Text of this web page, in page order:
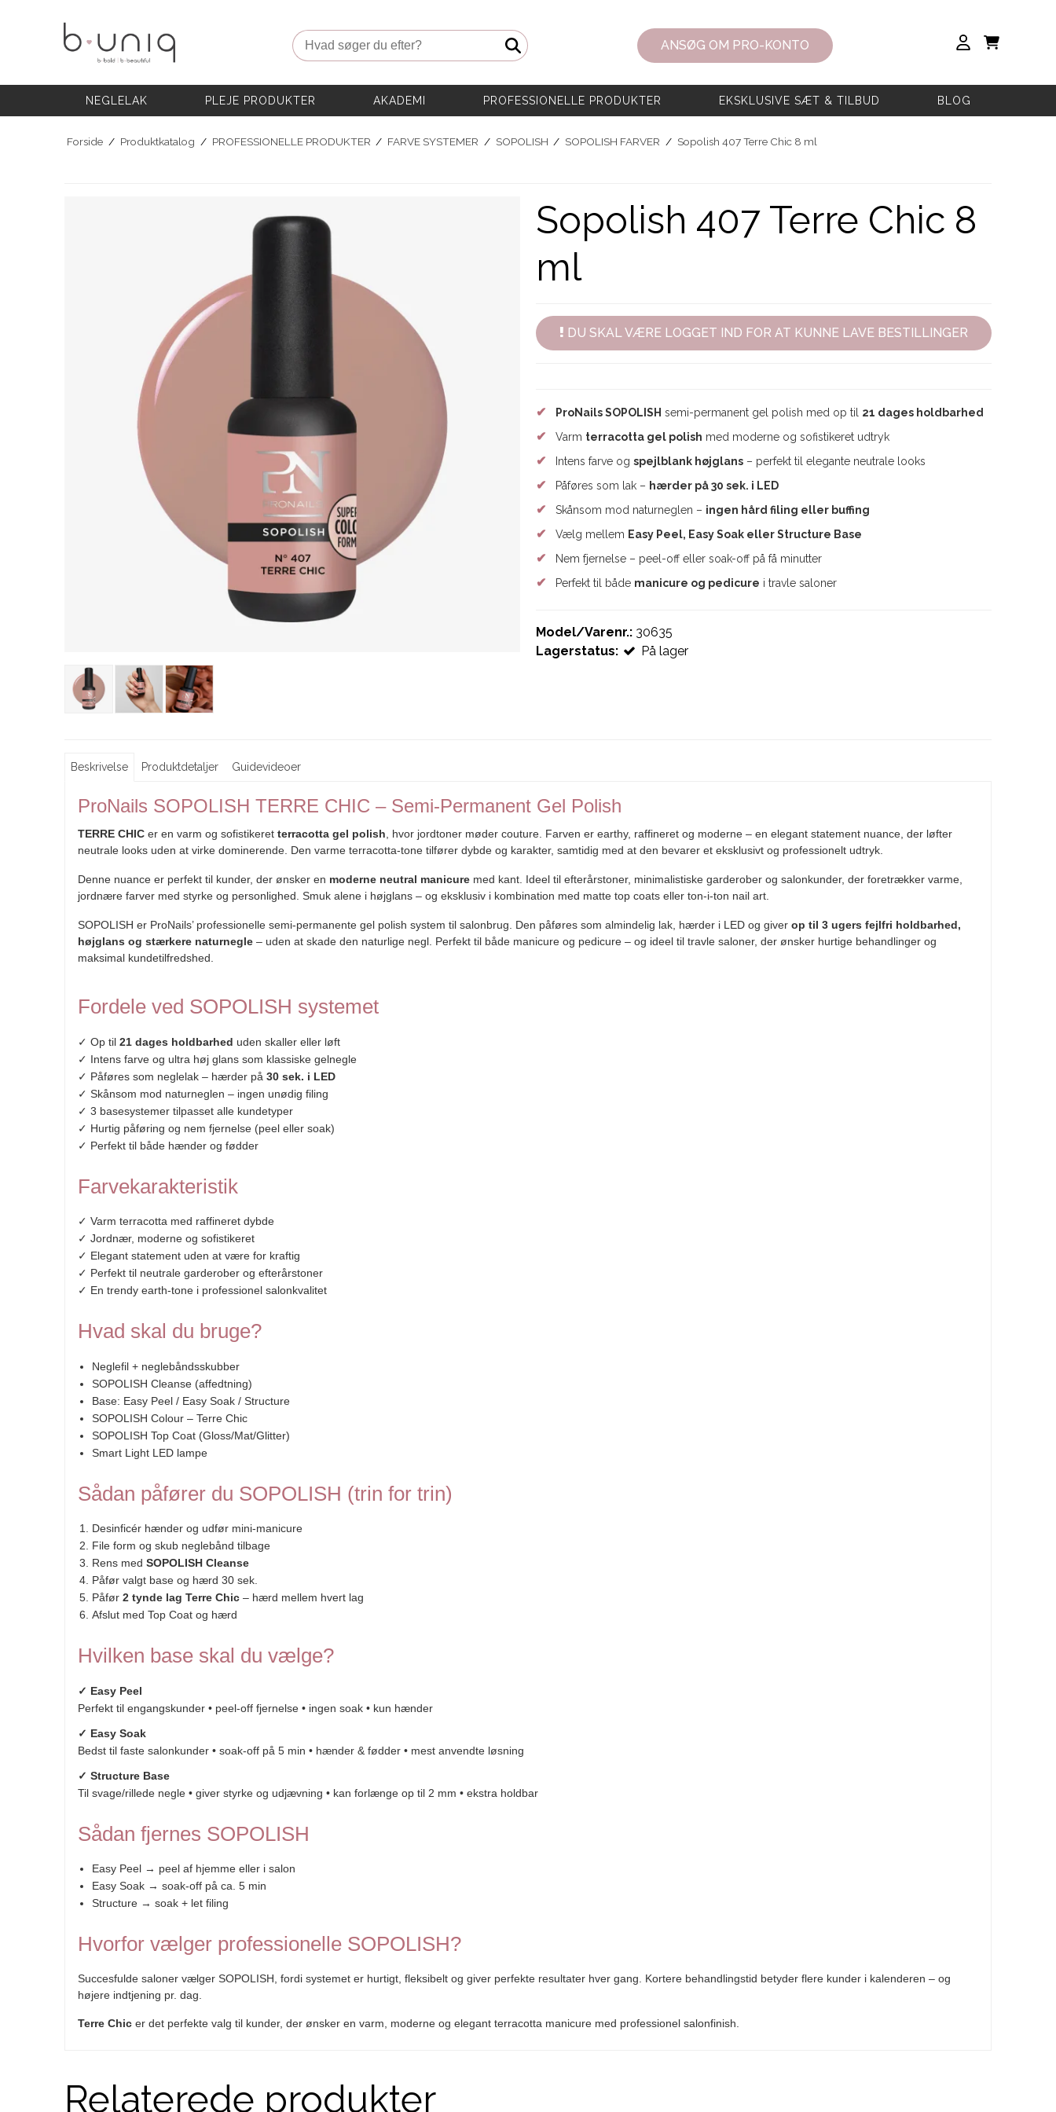
PLEJE PRODUKTER
AKADEMI
PROFESSIONELLE PRODUKTER
Eksklusive Sæt & Tilbud
Hvad søger du efter? ANSØG OM PRO-KONTO
NEGLELAK PLEJE PRODUKTER AKADEMI PROFESSIONELLE PRODUKTER EKSKLUSIVE SÆT & TILBUD BLOG
Forside / Produktkatalog / PROFESSIONELLE PRODUKTER / FARVE SYSTEMER / SOPOLISH / SOPOLISH FARVER / Sopolish 407 Terre Chic 8 ml
Sopolish 407 Terre Chic 8
ml
DU SKAL VÆRE LOGGET IND FOR AT KUNNE LAVE BESTILLINGER
✔ ProNails SOPOLISH semi-permanent gel polish med op til 21 dages holdbarhed
✔ Varm terracotta gel polish med moderne og sofistikeret udtryk
✔ Intens farve og spejlblank højglans – perfekt til elegante neutrale looks
✔ Påføres som lak – hærder på 30 sek. i LED
✔ Skånsom mod naturneglen – ingen hård filing eller buffing
✔ Vælg mellem Easy Peel, Easy Soak eller Structure Base
✔ Nem fjernelse – peel-off eller soak-off på få minutter
✔ Perfekt til både manicure og pedicure i travle saloner
Model/Varenr.: 30635
Lagerstatus:
På lager
Beskrivelse Produktdetaljer Guidevideoer
ProNails SOPOLISH TERRE CHIC – Semi-Permanent Gel Polish
TERRE CHIC er en varm og sofistikeret terracotta gel polish , hvor jordtoner møder couture. Farven er earthy, raffineret og moderne – en elegant statement nuance, der løfter
neutrale looks uden at virke dominerende. Den varme terracotta-tone tilfører dybde og karakter, samtidig med at den bevarer et eksklusivt og professionelt udtryk.
Denne nuance er perfekt til kunder, der ønsker en moderne neutral manicure med kant. Ideel til efterårstoner, minimalistiske garderober og salonkunder, der foretrækker varme,
jordnære farver med styrke og personlighed. Smuk alene i højglans – og eksklusiv i kombination med matte top coats eller ton-i-ton nail art.
SOPOLISH er ProNails’ professionelle semi-permanente gel polish system til salonbrug. Den påføres som almindelig lak, hærder i LED og giver op til 3 ugers fejlfri holdbarhed,
højglans og stærkere naturnegle – uden at skade den naturlige negl. Perfekt til både manicure og pedicure – og ideel til travle saloner, der ønsker hurtige behandlinger og
maksimal kundetilfredshed.
Fordele ved SOPOLISH systemet
✓ Op til 21 dages holdbarhed uden skaller eller løft
✓ Intens farve og ultra høj glans som klassiske gelnegle
✓ Påføres som neglelak – hærder på 30 sek. i LED
✓ Skånsom mod naturneglen – ingen unødig filing
✓ 3 basesystemer tilpasset alle kundetyper
✓ Hurtig påføring og nem fjernelse (peel eller soak)
✓ Perfekt til både hænder og fødder
Farvekarakteristik
✓ Varm terracotta med raffineret dybde
✓ Jordnær, moderne og sofistikeret
✓ Elegant statement uden at være for kraftig
✓ Perfekt til neutrale garderober og efterårstoner
✓ En trendy earth-tone i professionel salonkvalitet
Hvad skal du bruge?
Neglefil + neglebåndsskubber
SOPOLISH Cleanse (affedtning)
Base: Easy Peel / Easy Soak / Structure
SOPOLISH Colour – Terre Chic
SOPOLISH Top Coat (Gloss/Mat/Glitter)
Smart Light LED lampe
Sådan påfører du SOPOLISH (trin for trin)
Desinficér hænder og udfør mini-manicure
File form og skub neglebånd tilbage
Rens med SOPOLISH Cleanse
Påfør valgt base og hærd 30 sek.
Påfør 2 tynde lag Terre Chic– hærd mellem hvert lag
Afslut med Top Coat og hærd
Hvilken base skal du vælge?
✓ Easy Peel
Perfekt til engangskunder • peel-off fjernelse • ingen soak • kun hænder
✓ Easy Soak
Bedst til faste salonkunder • soak-off på 5 min • hænder & fødder • mest anvendte løsning
✓ Structure Base
Til svage/rillede negle • giver styrke og udjævning • kan forlænge op til 2 mm • ekstra holdbar
Sådan fjernes SOPOLISH
Easy Peel → peel af hjemme eller i salon
Easy Soak → soak-off på ca. 5 min
Structure → soak + let filing
Hvorfor vælger professionelle SOPOLISH?
Succesfulde saloner vælger SOPOLISH, fordi systemet er hurtigt, fleksibelt og giver perfekte resultater hver gang. Kortere behandlingstid betyder flere kunder i kalenderen – og
højere indtjening pr. dag.
Terre Chic er det perfekte valg til kunder, der ønsker en varm, moderne og elegant terracotta manicure med professionel salonfinish.
Relaterede produkter